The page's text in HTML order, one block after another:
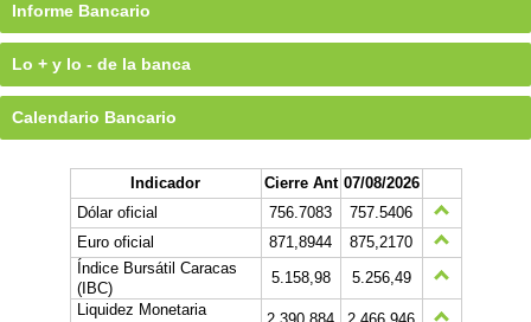
Informe Bancario
Lo + y lo - de la banca
Calendario Bancario
Indicador Cierre Ant 07/08/2026
Dólar oficial
756.7083
757.5406
Euro oficial
871,8944
875,2170
Índice Bursátil Caracas
(IBC)
5.158,98
5.256,49
Liquidez Monetaria